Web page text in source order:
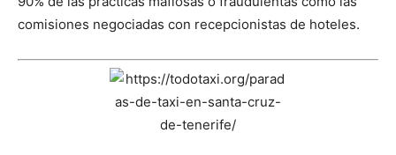
comisiones negociadas con recepcionistas de hoteles.